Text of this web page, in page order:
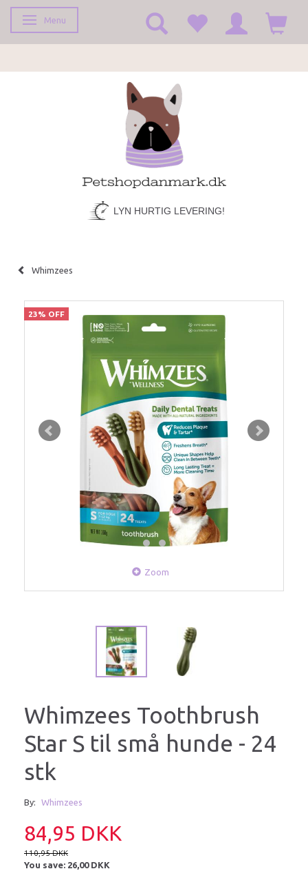
Toggle navigation
Menu
LYN HURTIG LEVERING!
Whimzees
23% OFF
Zoom
Whimzees Toothbrush
Star S til små hunde - 24
stk
By: Whimzees
84,95 DKK
110,95 DKK
You save: 26,00 DKK